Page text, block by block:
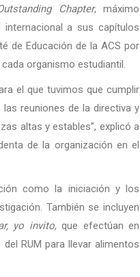
Chapter, máximo
a sus capítulos
de Educación de la ACS por
organismo estudiantil.
el que tuvimos que cumplir
reuniones de la directiva y
altas y estables”, explicó a
de la organización en el
como la iniciación y los
También se incluyen
yo invito, que efectúan en
RUM para llevar alimentos